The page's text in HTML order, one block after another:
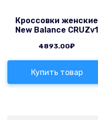
Кроссовки женские
New Balance CRUZv1
4893.00₽
Купить товар